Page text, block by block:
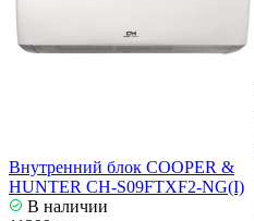
Внутренний блок COOPER &
HUNTER CH-S09FTXF2-NG(I)
В наличии